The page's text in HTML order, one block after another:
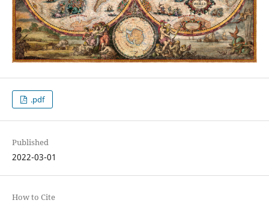
.pdf
Published
2022-03-01
How to Cite